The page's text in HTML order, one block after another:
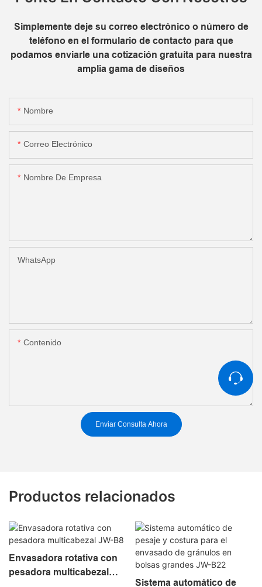
Simplemente deje su correo electrónico o número de
teléfono en el formulario de contacto para que
podamos enviarle una cotización gratuita para nuestra
amplia gama de diseños
Nombre
Correo Electrónico
Nombre De Empresa
WhatsApp
Contenido
Enviar Consulta Ahora
Productos relacionados
Envasadora rotativa con
pesadora multicabezal
Sistema automático de